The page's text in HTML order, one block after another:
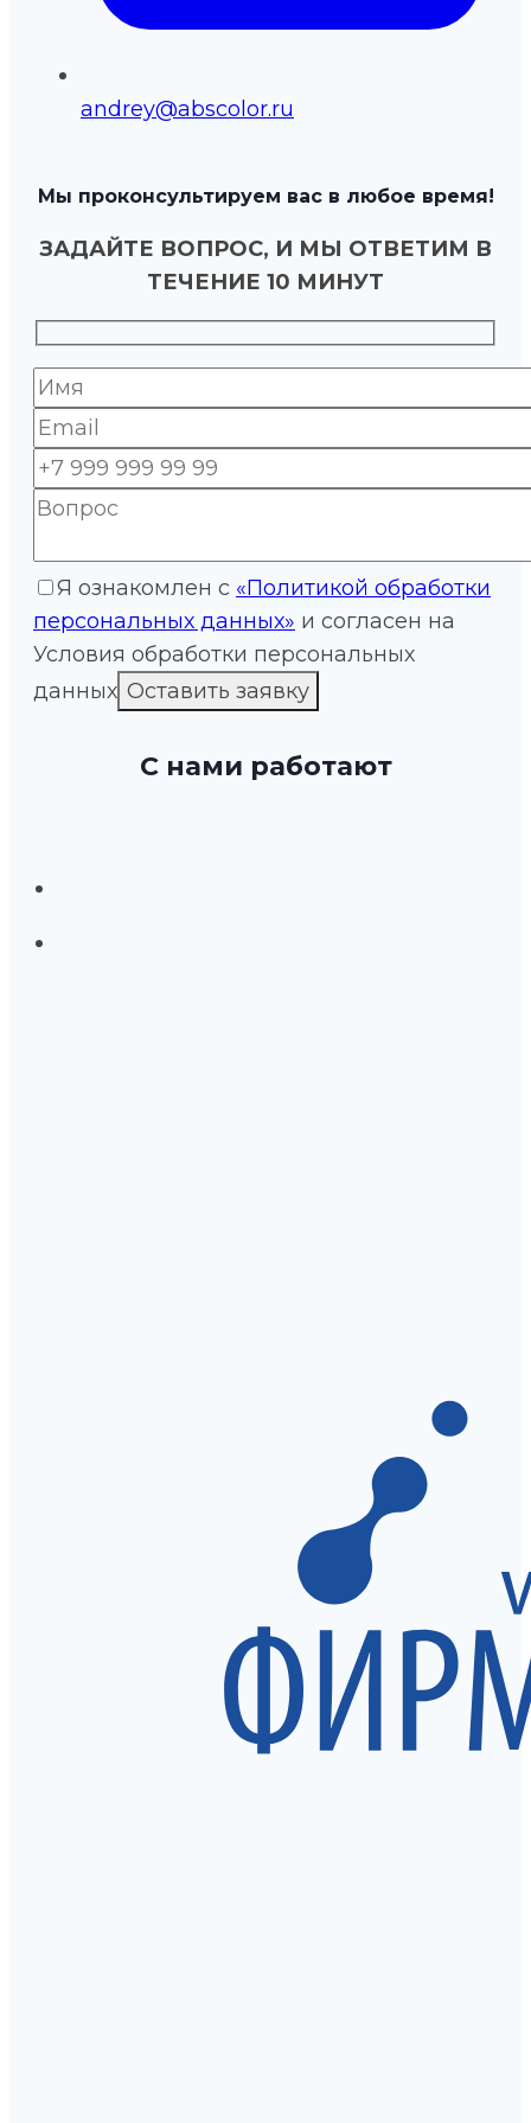
andrey@abscolor.ru
Мы проконсультируем вас в любое время!
ЗАДАЙТЕ ВОПРОС, И МЫ ОТВЕТИМ В
ТЕЧЕНИЕ 10 МИНУТ
Я ознакомлен с «Политикой обработки
персональных данных» и согласен на
Условия обработки персональных
данных
С нами работают